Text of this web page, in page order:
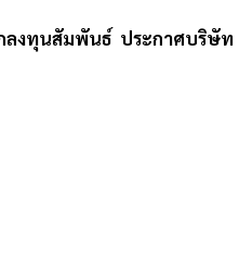
ลงทุนสัมพันธ์ ประกาศบริษัท